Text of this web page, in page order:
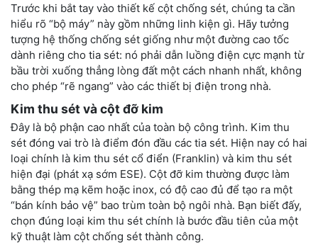
Trước khi bắt tay vào thiết kế cột chống sét, chúng ta cần
hiểu rõ “bộ máy” này gồm những linh kiện gì. Hãy tưởng
tượng hệ thống chống sét giống như một đường cao tốc
dành riêng cho tia sét: nó phải dẫn luồng điện cực mạnh từ
bầu trời xuống thẳng lòng đất một cách nhanh nhất, không
cho phép “rẽ ngang” vào các thiết bị điện trong nhà.
Kim thu sét và cột đỡ kim
Đây là bộ phận cao nhất của toàn bộ công trình. Kim thu
sét đóng vai trò là điểm đón đầu các tia sét. Hiện nay có hai
loại chính là kim thu sét cổ điển (Franklin) và kim thu sét
hiện đại (phát xạ sớm ESE). Cột đỡ kim thường được làm
bằng thép mạ kẽm hoặc inox, có độ cao đủ để tạo ra một
“bán kính bảo vệ” bao trùm toàn bộ ngôi nhà. Bạn biết đấy,
chọn đúng loại kim thu sét chính là bước đầu tiên của một
kỹ thuật làm cột chống sét thành công.